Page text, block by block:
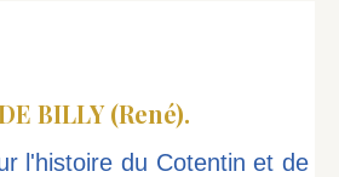
BILLY (René).
l'histoire du Cotentin et de